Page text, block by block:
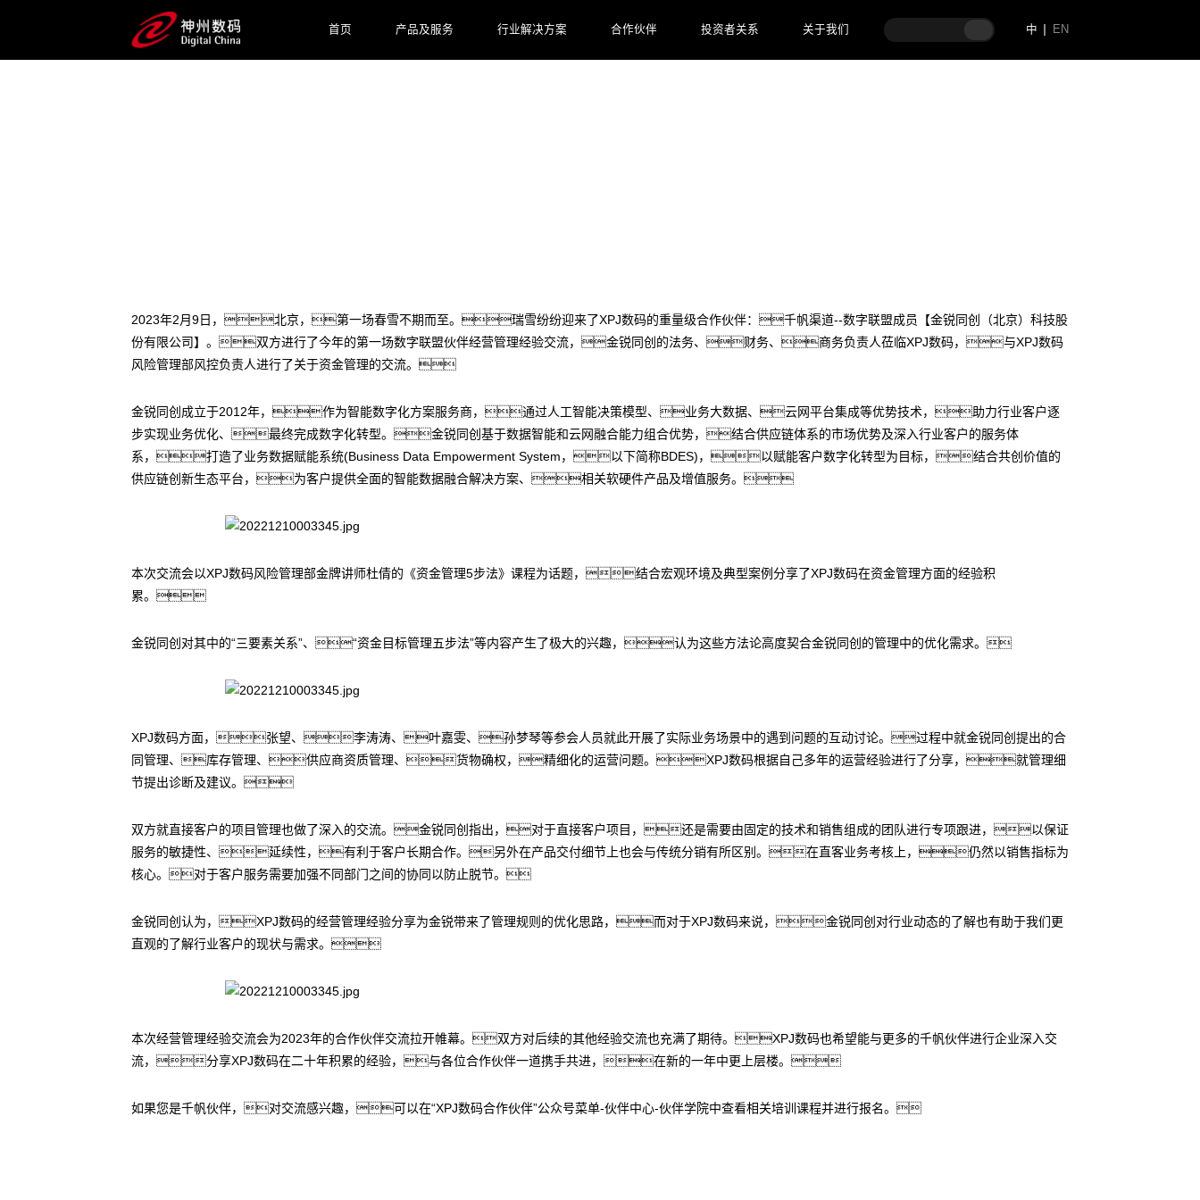
首页 产品及服务 行业解决方案 合作伙伴 投资者关系 关于我们 中 EN
2023年2月9日，北京，第一场春雪不期而至。瑞雪纷纷迎来了XPJ数码的重量级合作伙伴：千帆渠道--数字联盟成员【金锐同创（北京）科技股
份有限公司】。双方进行了今年的第一场数字联盟伙伴经营管理经验交流，金锐同创的法务、财务、商务负责人莅临XPJ数码，与XPJ数码
风险管理部风控负责人进行了关于资金管理的交流。
金锐同创成立于2012年，作为智能数字化方案服务商，通过人工智能决策模型、业务大数据、云网平台集成等优势技术，助力行业客户逐
步实现业务优化、最终完成数字化转型。金锐同创基于数据智能和云网融合能力组合优势，结合供应链体系的市场优势及深入行业客户的服务体
系，打造了业务数据赋能系统(Business Data Empowerment System，以下简称BDES)，以赋能客户数字化转型为目标，结合共创价值的
供应链创新生态平台，为客户提供全面的智能数据融合解决方案、相关软硬件产品及增值服务。
本次交流会以XPJ数码风险管理部金牌讲师杜倩的《资金管理5步法》课程为话题，结合宏观环境及典型案例分享了XPJ数码在资金管理方面的经验积
累。
金锐同创对其中的“三要素关系”、“资金目标管理五步法”等内容产生了极大的兴趣，认为这些方法论高度契合金锐同创的管理中的优化需求。
XPJ数码方面，张望、李涛涛、叶嘉雯、孙梦琴等参会人员就此开展了实际业务场景中的遇到问题的互动讨论。过程中就金锐同创提出的合
同管理、库存管理、供应商资质管理、货物确权，精细化的运营问题。XPJ数码根据自己多年的运营经验进行了分享，就管理细
节提出诊断及建议。
双方就直接客户的项目管理也做了深入的交流。金锐同创指出，对于直接客户项目，还是需要由固定的技术和销售组成的团队进行专项跟进，以保证
服务的敏捷性、延续性，有利于客户长期合作。另外在产品交付细节上也会与传统分销有所区别。在直客业务考核上，仍然以销售指标为
核心。对于客户服务需要加强不同部门之间的协同以防止脱节。
金锐同创认为，XPJ数码的经营管理经验分享为金锐带来了管理规则的优化思路，而对于XPJ数码来说，金锐同创对行业动态的了解也有助于我们更
直观的了解行业客户的现状与需求。
本次经营管理经验交流会为2023年的合作伙伴交流拉开帷幕。双方对后续的其他经验交流也充满了期待。XPJ数码也希望能与更多的千帆伙伴进行企业深入交
流，分享XPJ数码在二十年积累的经验，与各位合作伙伴一道携手共进，在新的一年中更上层楼。
如果您是千帆伙伴，对交流感兴趣，可以在“XPJ数码合作伙伴”公众号菜单-伙伴中心-伙伴学院中查看相关培训课程并进行报名。